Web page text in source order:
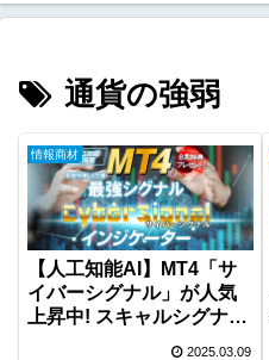
通貨の強弱
情報商材
【人工知能AI】MT4「サ
イバーシグナル」が人気
上昇中! スキャルシグナル
のキャンペーン中！
2025.03.09